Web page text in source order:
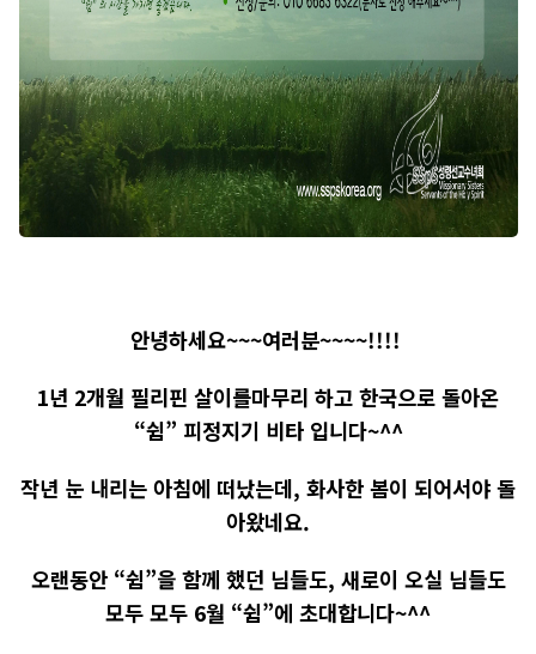
안녕하세요~~~여러분~~~~!!!!
1년 2개월 필리핀 살이를마무리 하고 한국으로 돌아온
“쉼” 피정지기 비타 입니다~^^
작년 눈 내리는 아침에 떠났는데, 화사한 봄이 되어서야 돌
아왔네요.
오랜동안 “쉼”을 함께 했던 님들도, 새로이 오실 님들도
모두 모두 6월 “쉼”에 초대합니다~^^